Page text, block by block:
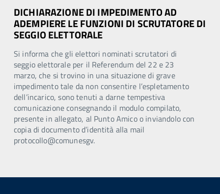
DICHIARAZIONE DI IMPEDIMENTO AD
ADEMPIERE LE FUNZIONI DI SCRUTATORE DI
SEGGIO ELETTORALE
Si informa che gli elettori nominati scrutatori di
seggio elettorale per il Referendum del 22 e 23
marzo, che si trovino in una situazione di grave
impedimento tale da non consentire l’espletamento
dell’incarico, sono tenuti a darne tempestiva
comunicazione consegnando il modulo compilato,
presente in allegato, al Punto Amico o inviandolo con
copia di documento d’identità alla mail
protocollo@comunesgv.